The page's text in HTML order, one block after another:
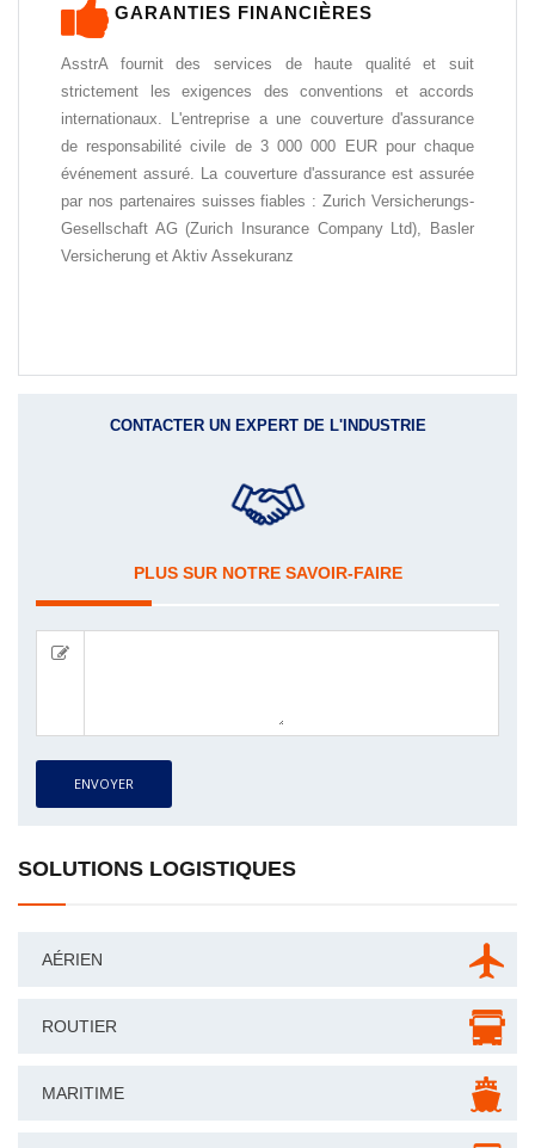
GARANTIES FINANCIÈRES
AsstrA fournit des services de haute qualité et suit
strictement les exigences des conventions et accords
internationaux. L'entreprise a une couverture d'assurance
de responsabilité civile de 3 000 000 EUR pour chaque
événement assuré. La couverture d'assurance est assurée
par nos partenaires suisses fiables : Zurich Versicherungs-
Gesellschaft AG (Zurich Insurance Company Ltd), Basler
Versicherung et Aktiv Assekuranz
CONTACTER UN EXPERT DE L'INDUSTRIE
PLUS SUR NOTRE SAVOIR-FAIRE
ENVOYER
SOLUTIONS LOGISTIQUES
AÉRIEN
ROUTIER
MARITIME